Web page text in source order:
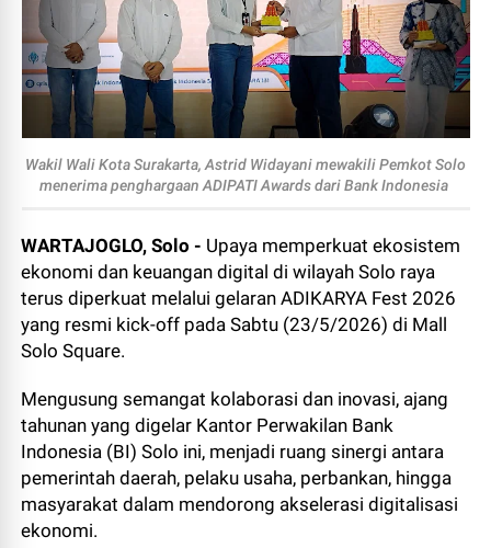
Wakil Wali Kota Surakarta, Astrid Widayani mewakili Pemkot Solo
menerima penghargaan ADIPATI Awards dari Bank Indonesia
WARTAJOGLO, Solo - Upaya memperkuat ekosistem
ekonomi dan keuangan digital di wilayah Solo raya
terus diperkuat melalui gelaran ADIKARYA Fest 2026
yang resmi kick-off pada Sabtu (23/5/2026) di Mall
Solo Square.
Mengusung semangat kolaborasi dan inovasi, ajang
tahunan yang digelar Kantor Perwakilan Bank
Indonesia (BI) Solo ini, menjadi ruang sinergi antara
pemerintah daerah, pelaku usaha, perbankan, hingga
masyarakat dalam mendorong akselerasi digitalisasi
ekonomi.